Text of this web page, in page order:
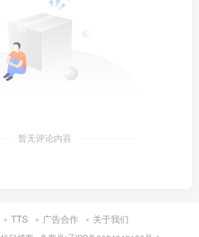
暂无评论内容
TTS 广告合作 关于我们